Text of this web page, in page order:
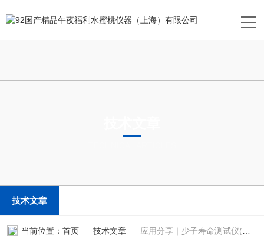
技术文章
当前位置： 首页 技术文章 应用分享｜少子寿命测试仪(MDP)在碳化硅材料质量评估中的应用